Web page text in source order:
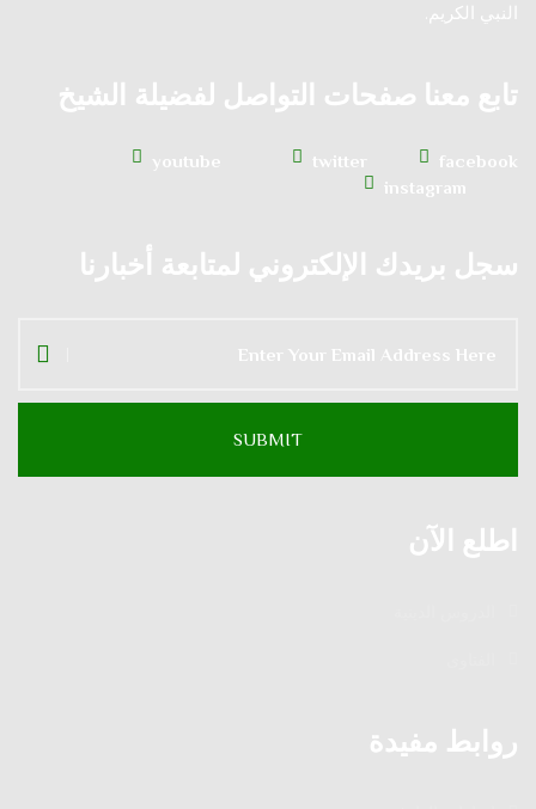
النبي الكريم.
تابع معنا صفحات التواصل لفضيلة الشيخ
facebook
twitter
youtube
instagram
سجل بريدك الإلكتروني لمتابعة أخبارنا
اطلع الآن
روابط مفيدة